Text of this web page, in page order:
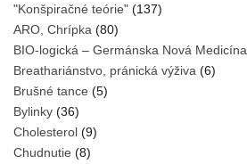
"Konšpiračné teórie" (137)
ARO, Chrípka (80)
BIO-logická – Germánska Nová Medicína
Breathariánstvo, pránická výživa (6)
Brušné tance (5)
Bylinky (36)
Cholesterol (9)
Chudnutie (8)